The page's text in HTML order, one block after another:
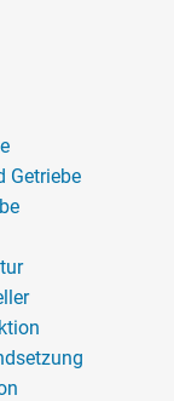
Getriebe